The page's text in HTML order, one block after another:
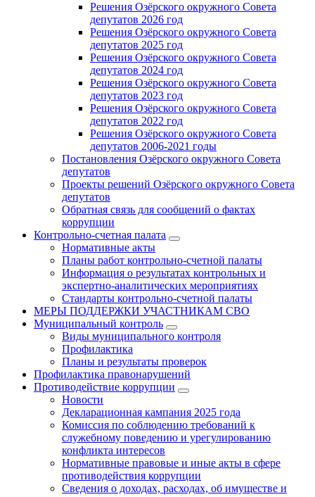
Решения Озёрского окружного Совета
депутатов 2026 год
Решения Озёрского окружного Совета
депутатов 2025 год
Решения Озёрского окружного Совета
депутатов 2024 год
Решения Озёрского окружного Совета
депутатов 2023 год
Решения Озёрского окружного Совета
депутатов 2022 год
Решения Озёрского окружного Совета
депутатов 2006-2021 годы
Постановления Озёрского окружного Совета
депутатов
Проекты решений Озёрского окружного Совета
депутатов
Обратная связь для сообщений о фактах
коррупции
Контрольно-счетная палата
Нормативные акты
Планы работ контрольно-счетной палаты
Информация о результатах контрольных и
экспертно-аналитических мероприятиях
Стандарты контрольно-счетной палаты
МЕРЫ ПОДДЕРЖКИ УЧАСТНИКАМ СВО
Муниципальный контроль
Виды муниципального контроля
Профилактика
Планы и результаты проверок
Профилактика правонарушений
Противодействие коррупции
Новости
Декларационная кампания 2025 года
Комиссия по соблюдению требований к
служебному поведению и урегулированию
конфликта интересов
Нормативные правовые и иные акты в сфере
противодействия коррупции
Сведения о доходах, расходах, об имуществе и